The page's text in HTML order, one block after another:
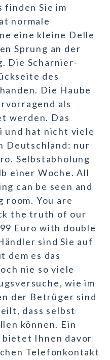
Sie im
normale
eine kleine Delle
Sprung an der
Die Scharnier-
des
Die Haube
als
werden. Das
und hat nicht viele
Deutschland: nur
Selbstabholung
einer Woche. All
can be seen and
You are
the truth of our
Euro with double
sind Sie auf
dem es das
nie so viele
wie im
der Betrüger sind
dass selbst
können. Ein
Ihnen davor
Telefonkontakt